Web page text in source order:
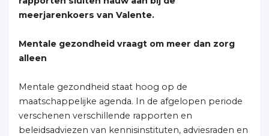
meerjarenkoers van Valente.
Mentale gezondheid vraagt om meer dan zorg
alleen
Mentale gezondheid staat hoog op de
maatschappelijke agenda. In de afgelopen periode
verschenen verschillende rapporten en
beleidsadviezen van kennisinstituten, adviesraden en